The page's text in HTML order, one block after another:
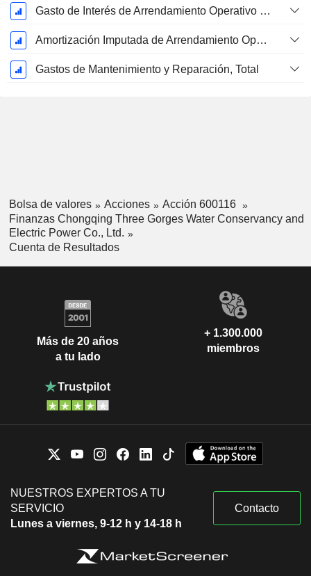
Gasto de Interés de Arrendamiento Operativo Imputado
Amortización Imputada de Arrendamiento Operativo
Gastos de Mantenimiento y Reparación, Total
Bolsa de valores Acciones
Acción 600116
Finanzas Chongqing Three Gorges Water Conservancy and
Electric Power Co., Ltd.
Cuenta de Resultados
Más de 20 años
a tu lado
+ 1.300.000
miembros
NUESTROS EXPERTOS A TU
SERVICIO
Lunes a viernes, 9-12 h y 14-18 h
Contacto